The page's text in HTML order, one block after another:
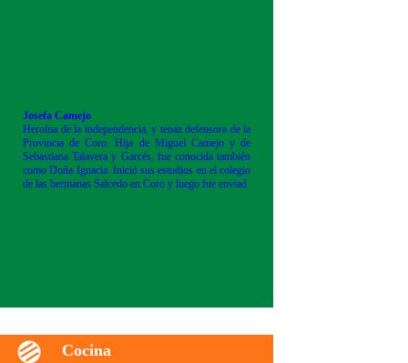
Josefa Camejo
Heroína de la independencia, y tenaz defensora de la
Provincia de Coro. Hija de Miguel Camejo y de
Sebastiana Talavera y Garcés, fue conocida también
como Doña Ignacia. Inició sus estudios en el colegio
de las hermanas Salcedo en Coro y luego fue enviad
Cocina